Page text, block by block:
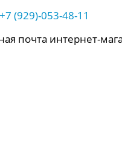
+7 (929)-053-48-11
почта интернет-